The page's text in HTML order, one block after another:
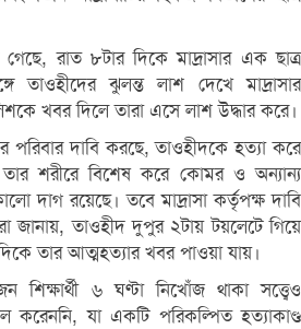
রাত ৮টার দিকে মাদ্রাসার এক ছাত্র
তাওহীদের ঝুলন্ত লাশ দেখে মাদ্রাসার
খবর দিলে তারা এসে লাশ উদ্ধার করে।
পরিবার দাবি করছে, তাওহীদকে হত্যা করে
শরীরে বিশেষ করে কোমর ও অন্যান্য
দাগ রয়েছে। তবে মাদ্রাসা কর্তৃপক্ষ দাবি
জানায়, তাওহীদ দুপুর ২টায় টয়লেটে গিয়ে
তার আত্মহত্যার খবর পাওয়া যায়।
শিক্ষার্থী ৬ ঘণ্টা নিখোঁজ থাকা সত্ত্বেও
করেননি, যা একটি পরিকল্পিত হত্যাকাণ্ড